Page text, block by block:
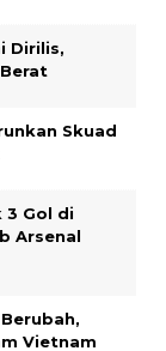
Dirilis,
Skuad
3 Gol di
Arsenal
Vietnam